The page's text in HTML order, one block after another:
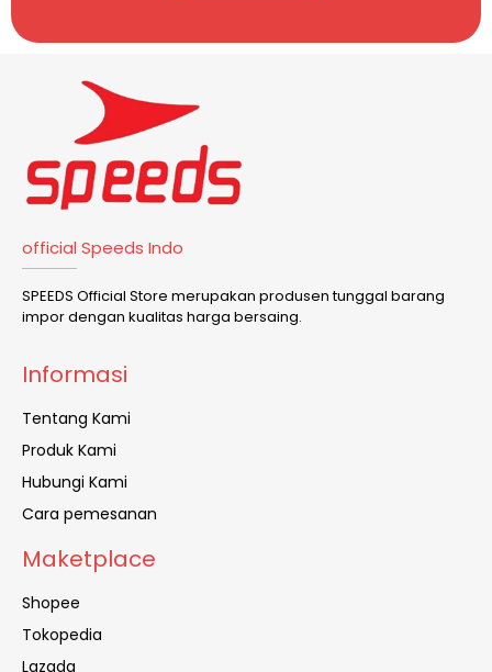
official Speeds Indo
SPEEDS Official Store merupakan produsen tunggal barang
impor dengan kualitas harga bersaing.
Informasi
Tentang Kami
Produk Kami
Hubungi Kami
Cara pemesanan
Maketplace
Shopee
Tokopedia
Lazada